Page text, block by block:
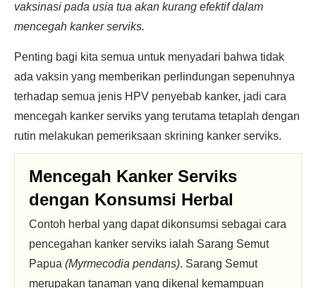
vaksinasi pada usia tua akan kurang efektif dalam
mencegah kanker serviks.
Penting bagi kita semua untuk menyadari bahwa tidak
ada vaksin yang memberikan perlindungan sepenuhnya
terhadap semua jenis HPV penyebab kanker, jadi cara
mencegah kanker serviks yang terutama tetaplah dengan
rutin melakukan pemeriksaan skrining kanker serviks.
Mencegah Kanker Serviks
dengan Konsumsi Herbal
Contoh herbal yang dapat dikonsumsi sebagai cara
pencegahan kanker serviks ialah Sarang Semut
Papua (Myrmecodia pendans). Sarang Semut
merupakan tanaman yang dikenal kemampuan